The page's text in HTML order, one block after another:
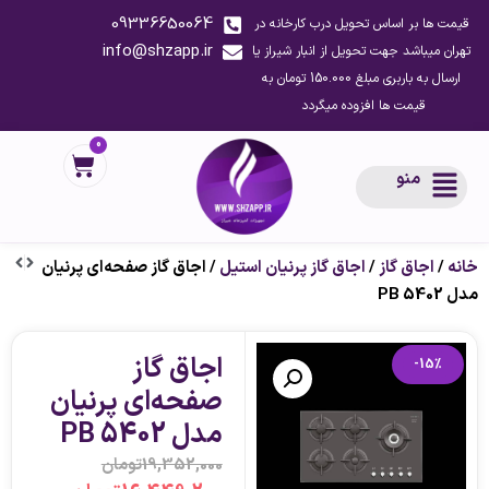
قیمت ها بر اساس تحویل درب کارخانه در
تهران میباشد جهت تحویل از انبار شیراز یا
ارسال به باربری مبلغ 150.000 تومان به
قیمت ها افزوده میگردد
09336650064
info@shzapp.ir
منو
0
خانه/اجاق گاز/اجاق گاز پرنیان استیل/ اجاق گاز صفحه‌ای پرنیان
مدل PB 5402
-15% اجاق گاز
صفحه‌ای پرنیان
مدل PB 5402
19,352,000تومان